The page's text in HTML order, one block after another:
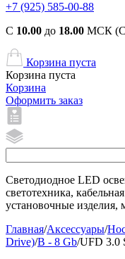
+7 (925) 585-00-88
С 10.00 до 18.00 МСК
Корзина пуста
Корзина пуста
Корзина
Оформить заказ
Светодиодное LED
светотехника,
установочные изделия,
Главная/Аксессуары/
Drive)/B - 8 Gb/UFD 3.0